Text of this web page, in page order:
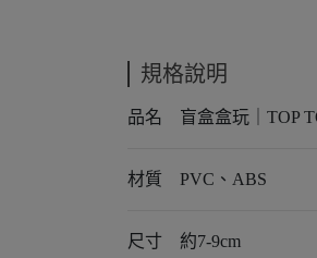
規格說明
品名 盲盒盒玩｜TOP
材質 PVC、ABS
尺寸 約7-9cm